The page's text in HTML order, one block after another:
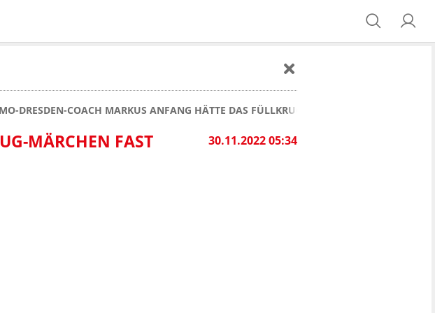
DRESDEN-COACH MARKUS ANFANG HÄTTE DAS FÜLLKRUG-MÄRCHEN FAST
30.11.2022 05:34
MÄRCHEN FAST